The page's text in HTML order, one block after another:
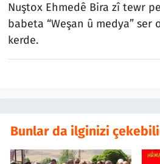
Nuştox Ehmedê Bira zî tewr
babeta “Weşan û medya” ser
kerde.
Bunlar da ilginizi